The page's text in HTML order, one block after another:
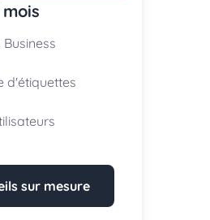
d'étiquettes
sur mesure